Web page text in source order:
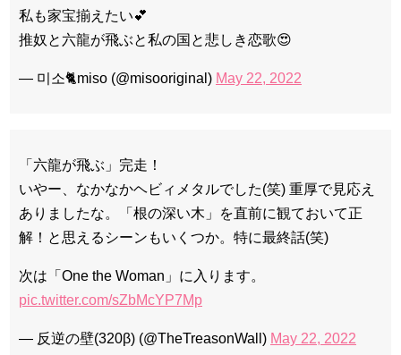
私も家宝揃えたい💕
推奴と六龍が飛ぶと私の国と悲しき恋歌😍
— 미소🐈miso (@misooriginal) May 22, 2022
「六龍が飛ぶ」完走！
いやー、なかなかヘビィメタルでした(笑) 重厚で見応え
ありましたな。「根の深い木」を直前に観ておいて正
解！と思えるシーンもいくつか。特に最終話(笑)
次は「One the Woman」に入ります。
pic.twitter.com/sZbMcYP7Mp
— 反逆の壁(320β) (@TheTreasonWall) May 22, 2022